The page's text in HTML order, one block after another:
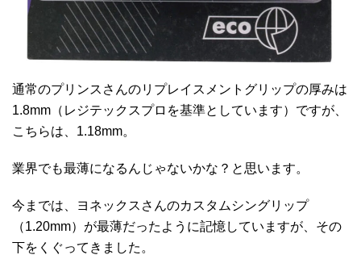
通常のプリンスさんのリプレイスメントグリップの厚みは
1.8mm（レジテックスプロを基準としています）ですが、
こちらは、1.18mm。
業界でも最薄になるんじゃないかな？と思います。
今までは、ヨネックスさんのカスタムシングリップ
（1.20mm）が最薄だったように記憶していますが、その
下をくぐってきました。